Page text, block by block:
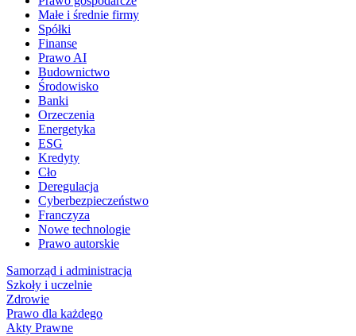
Małe i średnie firmy
Spółki
Finanse
Prawo AI
Budownictwo
Środowisko
Banki
Orzeczenia
Energetyka
ESG
Kredyty
Cło
Deregulacja
Cyberbezpieczeństwo
Franczyza
Nowe technologie
Prawo autorskie
Samorząd i administracja
Szkoły i uczelnie
Zdrowie
Prawo dla każdego
Akty Prawne